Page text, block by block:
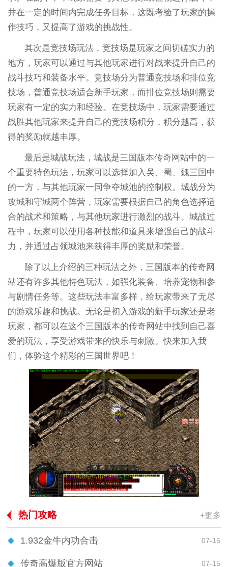
并在一定的时间内完成任务目标，这既考验了玩家的操
作技巧，又提高了游戏的挑战性。
其次是竞技场玩法，竞技场是玩家之间切磋实力的
地方，玩家可以通过与其他玩家进行对战来提升自己的
战斗技巧和装备水平。竞技场分为普通竞技场和排位竞
技场，普通竞技场适合新手玩家，而排位竞技场则需要
玩家有一定的实力和经验。在竞技场中，玩家需要通过
战胜其他玩家来提升自己的竞技场积分，积分越高，获
得的奖励就越丰厚。
最后是城战玩法，城战是三国版本传奇网站中的一
个重要特色玩法，玩家可以选择加入吴、蜀、魏三国中
的一方，与其他玩家一同争夺城池的控制权。城战分为
攻城和守城两个阵营，玩家需要根据自己的角色选择适
合的战术和策略，与其他玩家进行激烈的战斗。城战过
程中，玩家可以使用各种技能和道具来增强自己的战斗
力，并通过占领城池来获得丰厚的奖励和荣誉。
除了以上介绍的三种玩法之外，三国版本的传奇网
站还有许多其他特色玩法，如强化装备、培养宠物和参
与剧情任务等。这些玩法丰富多样，给玩家带来了无尽
的游戏乐趣和挑战。无论是初入游戏的新手玩家还是老
玩家，都可以在这个三国版本的传奇网站中找到自己喜
爱的玩法，享受游戏带来的快乐与刺激。快来加入我
们，体验这个精彩的三国世界吧！
热门攻略 +更多
1.932金牛内功合击 07-15
传奇高爆版官方网站 07-15